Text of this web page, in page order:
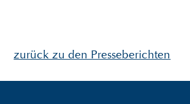
zurück zu den Presseberichten